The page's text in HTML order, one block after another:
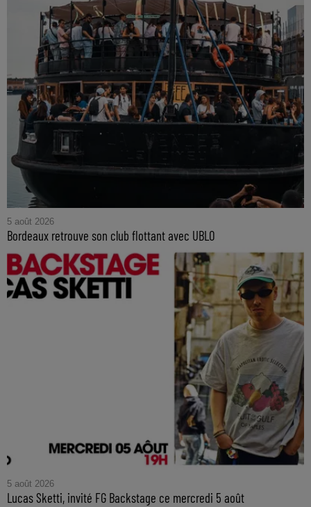
5 août 2026
Bordeaux retrouve son club flottant avec UBLO
5 août 2026
Lucas Sketti, invité FG Backstage ce mercredi 5 août